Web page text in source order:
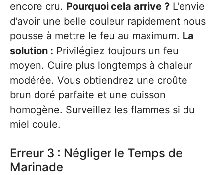
encore cru. Pourquoi cela arrive ? L’envie
d’avoir une belle couleur rapidement nous
pousse à mettre le feu au maximum. La
solution : Privilégiez toujours un feu
moyen. Cuire plus longtemps à chaleur
modérée. Vous obtiendrez une croûte
brun doré parfaite et une cuisson
homogène. Surveillez les flammes si du
miel coule.
Erreur 3 : Négliger le Temps de
Marinade